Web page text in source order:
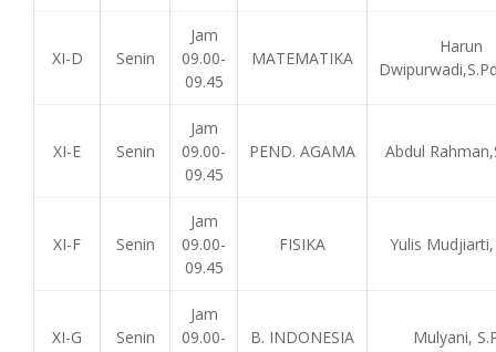
XI-D Senin
Jam
09.00-
09.45
MATEMATIKA
Harun
XI-E Senin
Jam
09.00-
09.45
PEND. AGAMA Abdul
XI-F Senin
Jam
09.00-
09.45
FISIKA Yulis Mudjiarti,
XI-G Senin
Jam
09.00-
B. INDONESIA Mulyani,